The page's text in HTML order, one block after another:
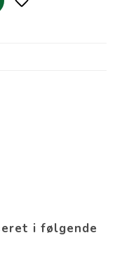
i følgende